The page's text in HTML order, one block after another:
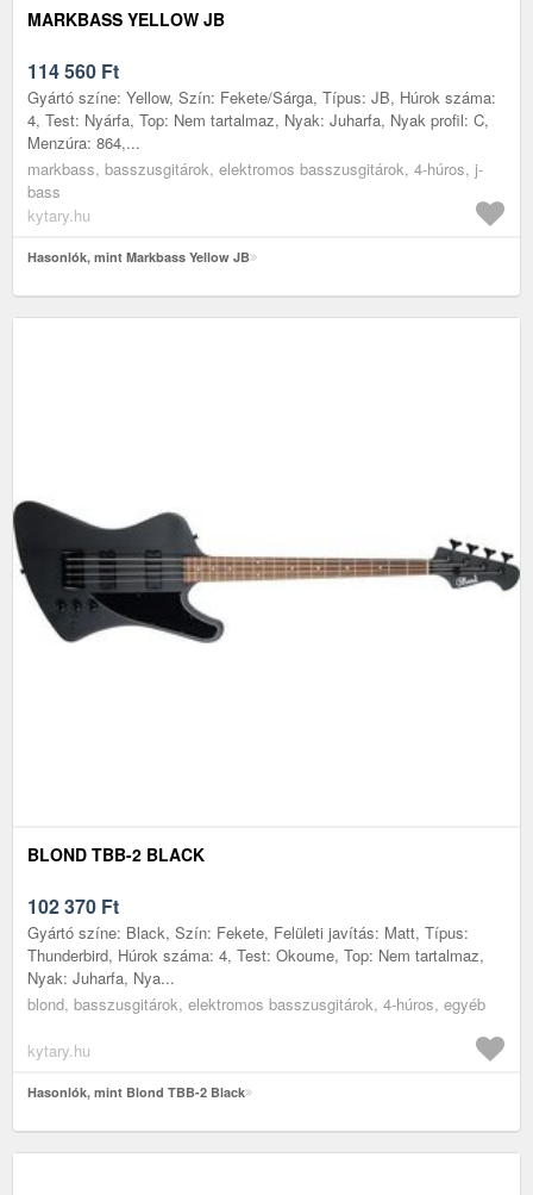
MARKBASS YELLOW JB
114 560 Ft
Gyártó színe: Yellow, Szín: Fekete/Sárga, Típus: JB, Húrok száma:
4, Test: Nyárfa, Top: Nem tartalmaz, Nyak: Juharfa, Nyak profil: C,
Menzúra: 864,...
markbass, basszusgitárok, elektromos basszusgitárok, 4-húros, j-
bass
kytary.hu
Hasonlók, mint Markbass Yellow JB
BLOND TBB-2 BLACK
102 370 Ft
Gyártó színe: Black, Szín: Fekete, Felületi javítás: Matt, Típus:
Thunderbird, Húrok száma: 4, Test: Okoume, Top: Nem tartalmaz,
Nyak: Juharfa, Nya...
blond, basszusgitárok, elektromos basszusgitárok, 4-húros, egyéb
kytary.hu
Hasonlók, mint Blond TBB-2 Black